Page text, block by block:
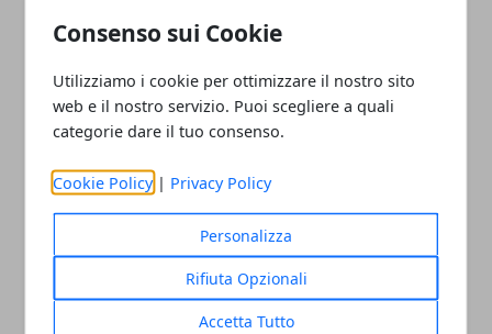
Consenso sui Cookie
Utilizziamo i cookie per ottimizzare il nostro sito
web e il nostro servizio. Puoi scegliere a quali
categorie dare il tuo consenso.
Cookie Policy | Privacy Policy
Personalizza
Rifiuta Opzionali
Accetta Tutto
Facebook
TwitterWhatsapp
Dove vendere Diamanti a
Roma: come comprendere
la purezza del proprio
Quanto si spende per i
regali di Natale online?